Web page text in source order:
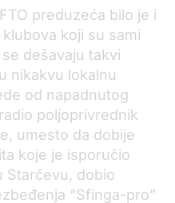
preduzeća bilo je i
koji su sami
dešavaju takvi
nikakvu lokalnu
od napadnutog
poljoprivrednik
umesto da dobije
koje je isporučio
Starčevu, dobio
“Sfinga-pro”